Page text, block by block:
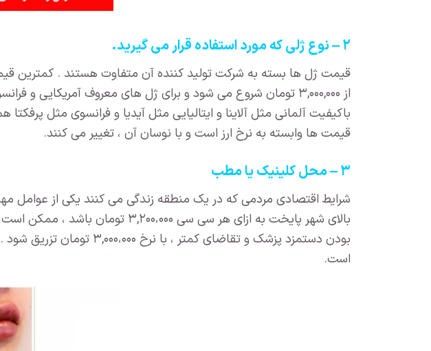
۲ – نوع ژلی که مورد استفاده قرار می گیرید.
قیمت ژل ها بسته به شرکت تولید کننده آن متفاوت هستند . کمترین
از ۳,۰۰۰,۰۰۰ تومان شروع می شود و برای ژل های معروف آمریکایی و فرانسوی مثل
قیمت ها وابسته به نرخ ارز است و با نوسان آن ، تغییر می کنند.
۳ – محل کلینیک یا مطب
شرایط اقتصادی مردمی که در یک منطقه زندگی می کنند یکی از
بالای شهر پایخت به ازای هر سی سی
بودن دستمزد پزشک و
است.